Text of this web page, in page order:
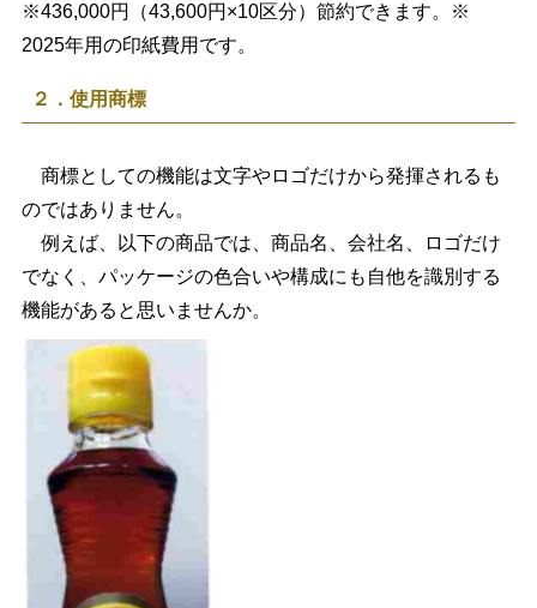
※436,000円（43,600円×10区分）節約できます。※
2025年用の印紙費用です。
２．使用商標
商標としての機能は文字やロゴだけから発揮されるも
のではありません。
例えば、以下の商品では、商品名、会社名、ロゴだけ
でなく、パッケージの色合いや構成にも自他を識別する
機能があると思いませんか。